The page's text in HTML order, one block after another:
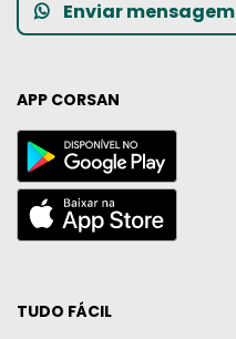
Enviar mensagem
APP CORSAN
TUDO FÁCIL